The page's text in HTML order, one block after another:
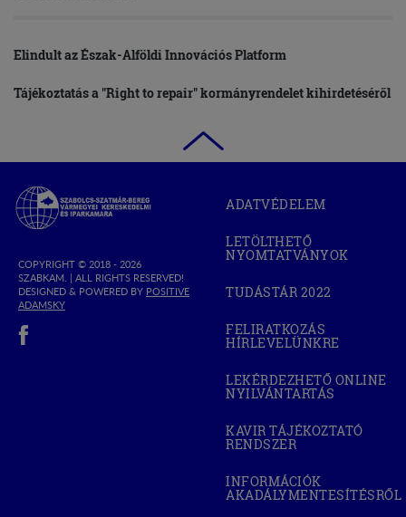
Elindult az Észak-Alföldi Innovációs Platform
Tájékoztatás a "Right to repair" kormányrendelet kihirdetéséről
Szabolcs-
Szatmár-
Bereg
Kereskedelmi
és
Iparkamara
COPYRIGHT © 2018 - 2026
SZABKAM. | ALL RIGHTS RESERVED!
DESIGNED & POWERED BY POSITIVE
ADAMSKY(OPEN
ADATVÉDELEM
LETÖLTHETŐ
NYOMTATVÁNYOK
TUDÁSTÁR 2022
WINDOW)
FELIRATKOZÁS
HÍRLEVELÜNKRE
LEKÉRDEZHETŐ ONLINE
NYILVÁNTARTÁS
NEW
WINDOW)
KAVIR TÁJÉKOZTATÓ
RENDSZER(OPEN
NEW
WINDOW)
INFORMÁCIÓK
AKADÁLYMENTESÍTÉSRŐL